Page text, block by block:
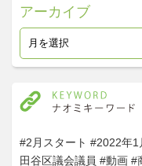
アーカイブ
#2月スタート #2022年1
田谷区議会議員 #動画 #